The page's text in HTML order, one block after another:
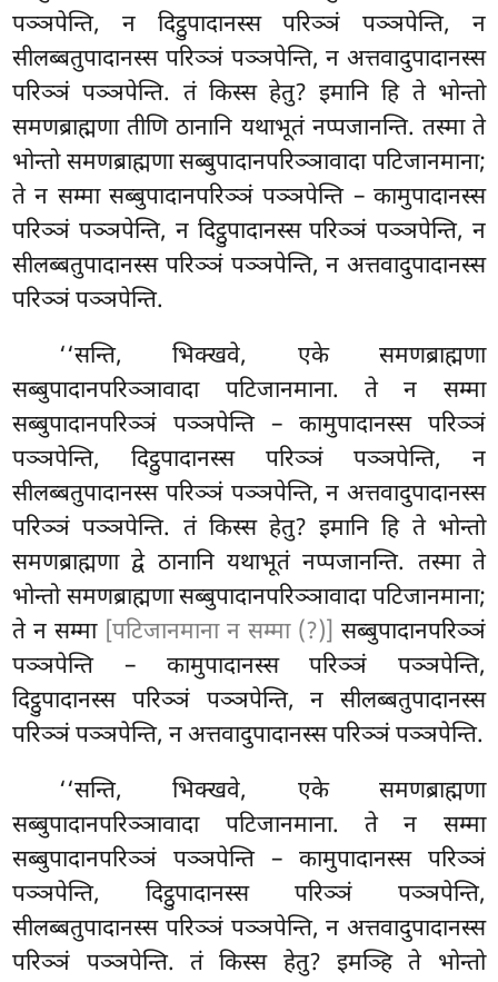
पञ्ञपेन्ति, न दिट्ठुपादानस्स परिञ्ञं पञ्ञपेन्ति, न
सीलब्बतुपादानस्स परिञ्ञं पञ्ञपेन्ति, न अत्तवादुपादानस्स
परिञ्ञं पञ्ञपेन्ति. तं किस्स हेतु? इमानि हि ते भोन्तो
समणब्राह्मणा तीणि ठानानि यथाभूतं नप्पजानन्ति. तस्मा ते
भोन्तो समणब्राह्मणा सब्बुपादानपरिञ्ञावादा पटिजानमाना;
ते न सम्मा सब्बुपादानपरिञ्ञं पञ्ञपेन्ति – कामुपादानस्स
परिञ्ञं पञ्ञपेन्ति, न दिट्ठुपादानस्स परिञ्ञं पञ्ञपेन्ति, न
सीलब्बतुपादानस्स परिञ्ञं पञ्ञपेन्ति, न अत्तवादुपादानस्स
परिञ्ञं पञ्ञपेन्ति.
‘‘सन्ति, भिक्खवे, एके समणब्राह्मणा
सब्बुपादानपरिञ्ञावादा पटिजानमाना. ते न सम्मा
सब्बुपादानपरिञ्ञं पञ्ञपेन्ति – कामुपादानस्स परिञ्ञं
पञ्ञपेन्ति, दिट्ठुपादानस्स परिञ्ञं पञ्ञपेन्ति, न
सीलब्बतुपादानस्स परिञ्ञं पञ्ञपेन्ति, न अत्तवादुपादानस्स
परिञ्ञं पञ्ञपेन्ति. तं किस्स हेतु? इमानि हि ते भोन्तो
समणब्राह्मणा द्वे ठानानि यथाभूतं नप्पजानन्ति. तस्मा ते
भोन्तो समणब्राह्मणा सब्बुपादानपरिञ्ञावादा पटिजानमाना;
ते न सम्मा [पटिजानमाना न सम्मा (?)] सब्बुपादानपरिञ्ञं
पञ्ञपेन्ति – कामुपादानस्स परिञ्ञं पञ्ञपेन्ति,
दिट्ठुपादानस्स परिञ्ञं पञ्ञपेन्ति, न सीलब्बतुपादानस्स
परिञ्ञं पञ्ञपेन्ति, न अत्तवादुपादानस्स परिञ्ञं पञ्ञपेन्ति.
‘‘सन्ति, भिक्खवे, एके समणब्राह्मणा
सब्बुपादानपरिञ्ञावादा पटिजानमाना. ते न सम्मा
सब्बुपादानपरिञ्ञं पञ्ञपेन्ति – कामुपादानस्स परिञ्ञं
पञ्ञपेन्ति, दिट्ठुपादानस्स परिञ्ञं पञ्ञपेन्ति,
सीलब्बतुपादानस्स परिञ्ञं पञ्ञपेन्ति, न अत्तवादुपादानस्स
परिञ्ञं पञ्ञपेन्ति. तं किस्स हेतु? इमञ्हि ते भोन्तो